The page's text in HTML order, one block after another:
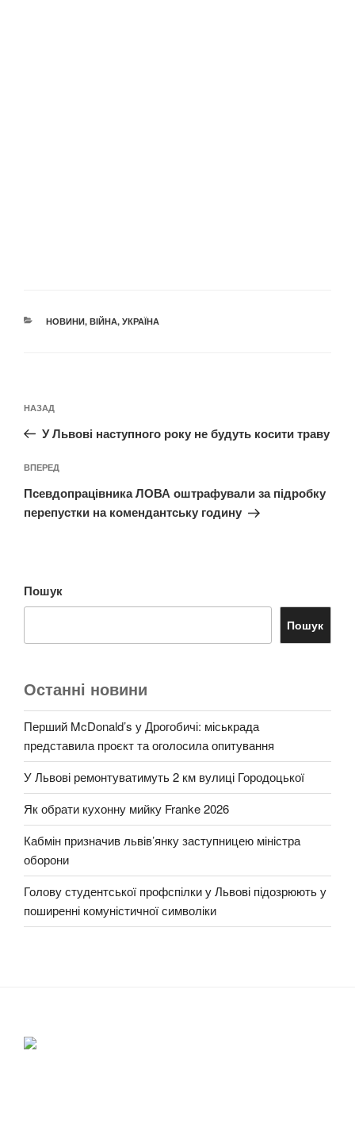
КАТЕГОРІЇ
НОВИНИ, ВІЙНА, УКРАЇНА
записів
Попередній
запис:
НАЗАД
У Львові наступного року не будуть косити траву
Наступний
запис
ВПЕРЕД
Псевдопрацівника ЛОВА оштрафували за підробку
перепустки на комендантську годину
Пошук
Пошук
Останні новини
Перший McDonald’s у Дрогобичі: міськрада
представила проєкт та оголосила опитування
У Львові ремонтуватимуть 2 км вулиці Городоцької
Як обрати кухонну мийку Franke 2026
Кабмін призначив львів’янку заступницею міністра
оборони
Голову студентської профспілки у Львові підозрюють у
поширенні комуністичної символіки